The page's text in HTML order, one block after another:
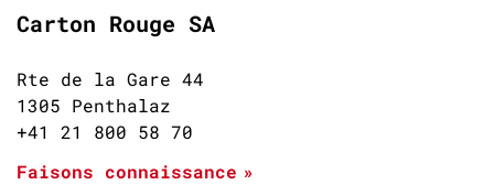
Carton Rouge SA
Rte de la Gare 44
1305 Penthalaz
+41 21 800 58 70
Faisons connaissance